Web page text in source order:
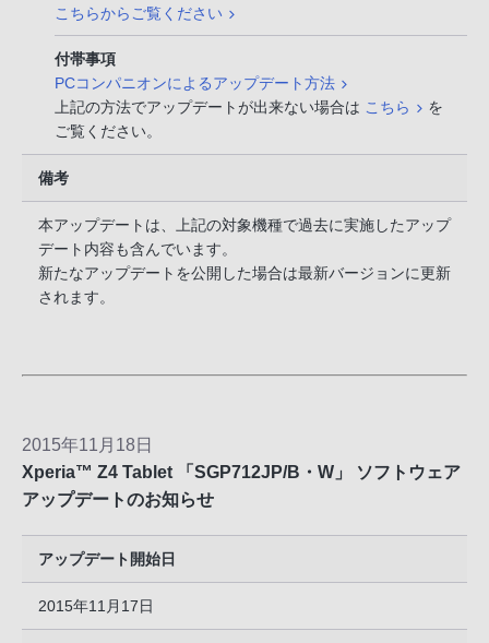
こちらからご覧ください
付帯事項
PCコンパニオンによるアップデート方法
上記の方法でアップデートが出来ない場合は こちら
を
ご覧ください。
備考
本アップデートは、上記の対象機種で過去に実施したアップ
デート内容も含んでいます。
新たなアップデートを公開した場合は最新バージョンに更新
されます。
2015年11月18日
Xperia™ Z4 Tablet 「SGP712JP/B・W」 ソフトウェア
アップデートのお知らせ
アップデート開始日
2015年11月17日